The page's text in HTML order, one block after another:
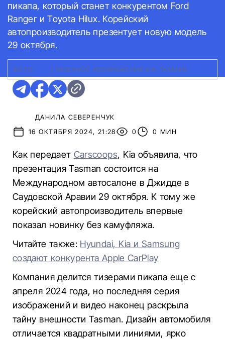
пикапа, который станет конкурентом Ford
Ranger и Toyota Hilux. Корейский
автопроизводитель презентует новую модель
29 октября.
ФОТО: ТИЗЕРНОЕ ИЗОБРАЖЕНИЕ KIA TASMAN
ДАНИЛА СЕВЕРЕНЧУК
16 ОКТЯБРЯ 2024, 21:28
0 0 МИН
Как передает Carscoops, Kia объявила, что
презентация Tasman состоится на
Международном автосалоне в Джидде в
Саудовской Аравии 29 октября. К тому же
корейский автопроизводитель впервые
показал новинку без камуфляжа.
Читайте также: Hyundai, Kia и Samsung
создают конкурента Apple CarPlay
Компания делится тизерами пикапа еще с
апреля 2024 года, но последняя серия
изображений и видео наконец раскрыла
тайну внешности Tasman. Дизайн автомобиля
отличается квадратными линиями, ярко